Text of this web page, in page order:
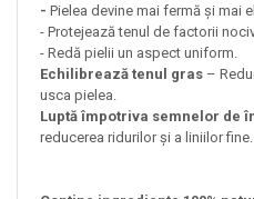
- Pielea devine mai fermă și mai
- Protejează tenul de factorii
- Redă pielii un aspect uniform.
Echilibrează tenul gras –
usca pielea.
Luptă împotriva semnelor de
reducerea ridurilor și a liniilor fine.